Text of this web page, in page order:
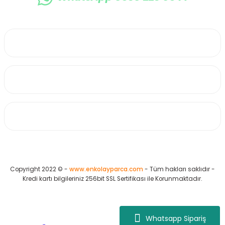
Whatsapp Sipariş
Copyright 2022 © - www.enkolayparca.com - Tüm hakları saklıdır -
Kredi kartı bilgileriniz 256bit SSL Sertifikası ile Korunmaktadır.